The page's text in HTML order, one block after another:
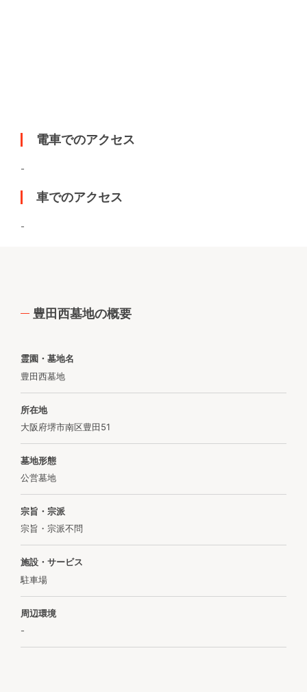
電車でのアクセス
-
車でのアクセス
-
豊田西墓地の概要
霊園・墓地名
豊田西墓地
所在地
大阪府堺市南区豊田51
墓地形態
公営墓地
宗旨・宗派
宗旨・宗派不問
施設・サービス
駐車場
周辺環境
-